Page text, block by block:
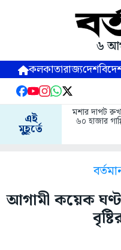
৬
কলকাতারাজ্যদেশ
এই
মুহূর্তে
মশার দাপট
৬০ হাজার
আগামী কয়েক